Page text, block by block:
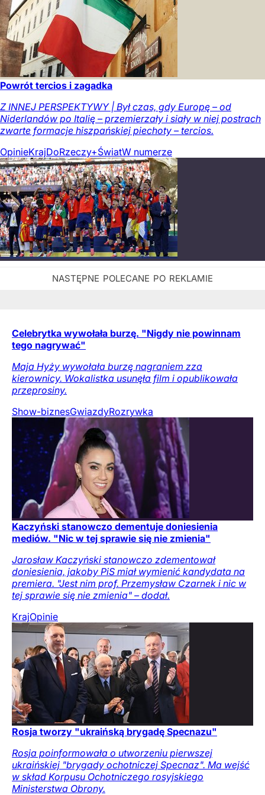
Powrót tercios i zagadka
Z INNEJ PERSPEKTYWY | Był czas, gdy Europę – od
Niderlandów po Italię – przemierzały i siały w niej postrach
zwarte formacje hiszpańskiej piechoty – tercios.
OpinieKrajDoRzeczy+ŚwiatW numerze
Celebrytka wywołała burzę. "Nigdy nie powinnam
tego nagrywać"
Maja Hyży wywołała burzę nagraniem zza
kierownicy. Wokalistka usunęła film i opublikowała
przeprosiny.
Show-biznesGwiazdyRozrywka
Kaczyński stanowczo dementuje doniesienia
mediów. "Nic w tej sprawie się nie zmienia"
Jarosław Kaczyński stanowczo zdementował
doniesienia, jakoby PiS miał wymienić kandydata na
premiera. "Jest nim prof. Przemysław Czarnek i nic w
tej sprawie się nie zmienia" – dodał.
KrajOpinie
Rosja tworzy "ukraińską brygadę Specnazu"
Rosja poinformowała o utworzeniu pierwszej
ukraińskiej "brygady ochotniczej Specnaz". Ma wejść
w skład Korpusu Ochotniczego rosyjskiego
Ministerstwa Obrony.